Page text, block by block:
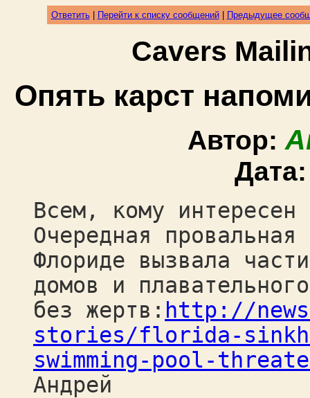
Ответить| Перейти к списку сообщений| Предыдущее
Cavers
Опять карст
Автор:
Всем, кому интересен
Очередная
Флориде вызвала
домов и
без жертв: http://
stories/florida-
swimming-pool-
Андрей